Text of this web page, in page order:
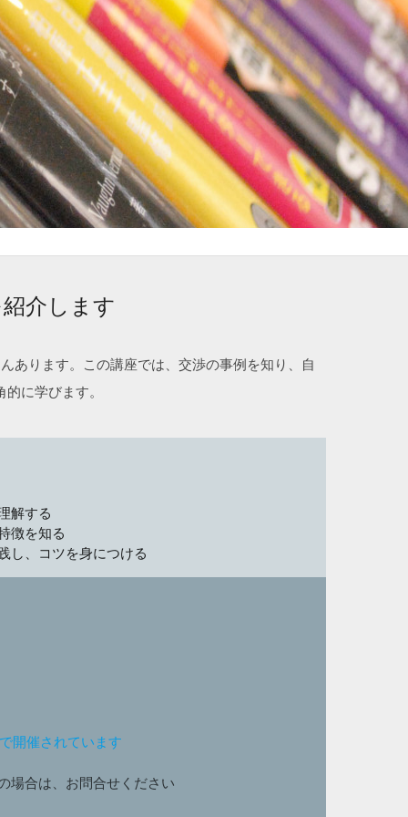
介します
あります。この講座では、交渉の事例を知り、自
に学びます。
解する
徴を知る
し、コツを身につける
開催されています
場合は、お問合せください